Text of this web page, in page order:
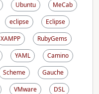
Ubuntu
MeCab
eclipse
Eclipse
XAMPP
RubyGems
YAML
Camino
Scheme
Gauche
VMware
DSL